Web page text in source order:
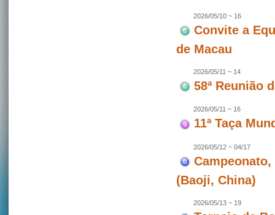
2026/05/10 ~ 16
Convite a
de Macau
2026/05/11 ~ 14
58ª Reunião
2026/05/11 ~ 16
11ª Taça
2026/05/12 ~ 04/17
(Baoji, China)
2026/05/13 ~ 19